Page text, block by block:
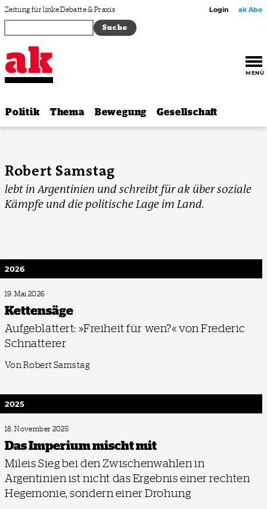
Zum Inhalt springen
Zeitung für linke Debatte & Praxis Login ak Abo
MENÜ
Politik Thema Bewegung Gesellschaft
Robert Samstag
lebt in Argentinien und schreibt für ak über soziale
Kämpfe und die politische Lage im Land.
2026
19. Mai 2026
Kettensäge
Aufgeblättert: »Freiheit für wen?« von Frederic
Schnatterer
Von Robert Samstag
2025
18. November 2025
Das Imperium mischt mit
Mileis Sieg bei den Zwischenwahlen in
Argentinien ist nicht das Ergebnis einer rechten
Hegemonie, sondern einer Drohung